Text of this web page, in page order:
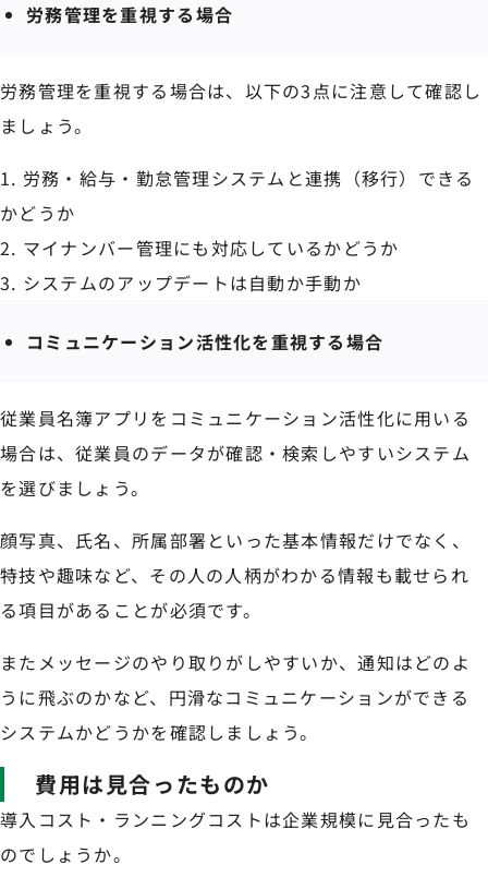
労務管理を重視する場合
労務管理を重視する場合は、以下の3点に注意して確認し
ましょう。
労務・給与・勤怠管理システムと連携（移行）できる
かどうか
マイナンバー管理にも対応しているかどうか
システムのアップデートは自動か手動か
コミュニケーション活性化を重視する場合
従業員名簿アプリをコミュニケーション活性化に用いる
場合は、従業員のデータが確認・検索しやすいシステム
を選びましょう。
顔写真、氏名、所属部署といった基本情報だけでなく、
特技や趣味など、その人の人柄がわかる情報も載せられ
る項目があることが必須です。
またメッセージのやり取りがしやすいか、通知はどのよ
うに飛ぶのかなど、円滑なコミュニケーションができる
システムかどうかを確認しましょう。
費用は見合ったものか
導入コスト・ランニングコストは企業規模に見合ったも
のでしょうか。